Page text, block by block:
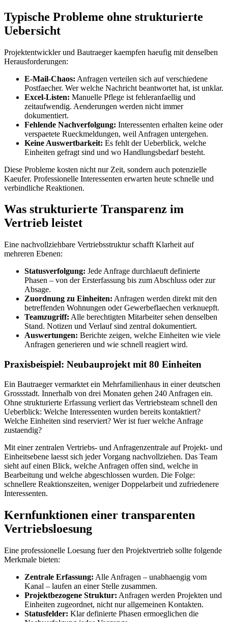
Typische Probleme ohne strukturierte
Uebersicht
Projektentwickler und Bautraeger kaempfen haeufig mit denselben
Herausforderungen:
E-Mail-Chaos: Anfragen verteilen sich auf verschiedene
Postfaecher. Wer welche Nachricht beantwortet hat, ist unklar.
Excel-Listen: Manuelle Pflege ist fehleranfaellig und
zeitaufwendig. Aenderungen werden nicht immer
dokumentiert.
Fehlende Nachverfolgung: Interessenten erhalten keine oder
verspaetete Rueckmeldungen, weil Anfragen untergehen.
Keine Auswertbarkeit: Es fehlt der Ueberblick, welche
Einheiten gefragt sind und wo Handlungsbedarf besteht.
Diese Probleme kosten nicht nur Zeit, sondern auch potenzielle
Kaeufer. Professionelle Interessenten erwarten heute schnelle und
verbindliche Reaktionen.
Was strukturierte Transparenz im
Vertrieb leistet
Eine nachvollziehbare Vertriebsstruktur schafft Klarheit auf
mehreren Ebenen:
Statusverfolgung: Jede Anfrage durchlaeuft definierte
Phasen – von der Ersterfassung bis zum Abschluss oder zur
Absage.
Zuordnung zu Einheiten: Anfragen werden direkt mit den
betreffenden Wohnungen oder Gewerbeflaechen verknuepft.
Teamzugriff: Alle berechtigten Mitarbeiter sehen denselben
Stand. Notizen und Verlauf sind zentral dokumentiert.
Auswertungen: Berichte zeigen, welche Einheiten wie viele
Anfragen generieren und wie schnell reagiert wird.
Praxisbeispiel: Neubauprojekt mit 80 Einheiten
Ein Bautraeger vermarktet ein Mehrfamilienhaus in einer deutschen
Grossstadt. Innerhalb von drei Monaten gehen 240 Anfragen ein.
Ohne strukturierte Erfassung verliert das Vertriebsteam schnell den
Ueberblick: Welche Interessenten wurden bereits kontaktiert?
Welche Einheiten sind reserviert? Wer ist fuer welche Anfrage
zustaendig?
Mit einer zentralen Vertriebs- und Anfragenzentrale auf Projekt- und
Einheitsebene laesst sich jeder Vorgang nachvollziehen. Das Team
sieht auf einen Blick, welche Anfragen offen sind, welche in
Bearbeitung und welche abgeschlossen wurden. Die Folge:
schnellere Reaktionszeiten, weniger Doppelarbeit und zufriedenere
Interessenten.
Kernfunktionen einer transparenten
Vertriebsloesung
Eine professionelle Loesung fuer den Projektvertrieb sollte folgende
Merkmale bieten:
Zentrale Erfassung: Alle Anfragen – unabhaengig vom
Kanal – laufen an einer Stelle zusammen.
Projektbezogene Struktur: Anfragen werden Projekten und
Einheiten zugeordnet, nicht nur allgemeinen Kontakten.
Statusfelder: Klar definierte Phasen ermoeglichen die